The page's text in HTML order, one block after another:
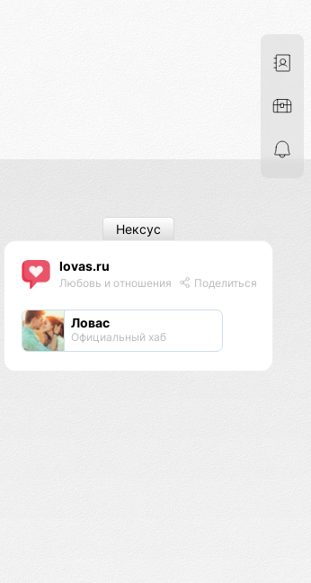
lovas.ru
Любовь и отношения Поделиться
Ловас
Официальный хаб
Нексус